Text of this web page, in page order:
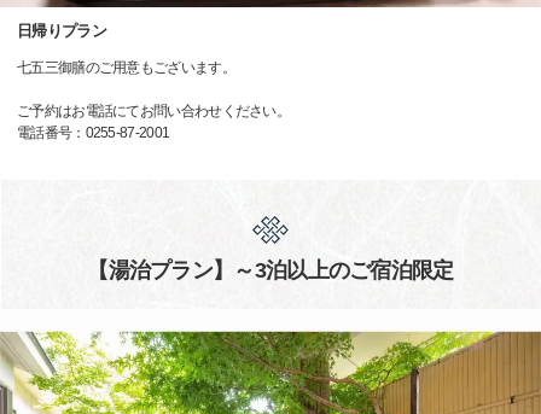
日帰りプラン
七五三御膳のご用意もございます。
ご予約はお電話にてお問い合わせください。
電話番号：0255-87-2001
【湯治プラン】～3泊以上のご宿泊限定